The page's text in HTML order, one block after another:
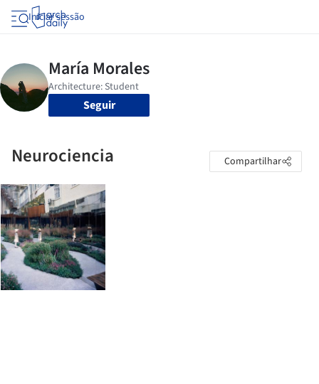
Iniciar sessão
Seguir
Neurociencia Compartilhar